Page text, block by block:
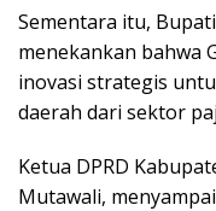
Sementara itu,
menekankan bahwa
inovasi strategis
daerah dari sektor
Ketua DPRD
Mutawali,